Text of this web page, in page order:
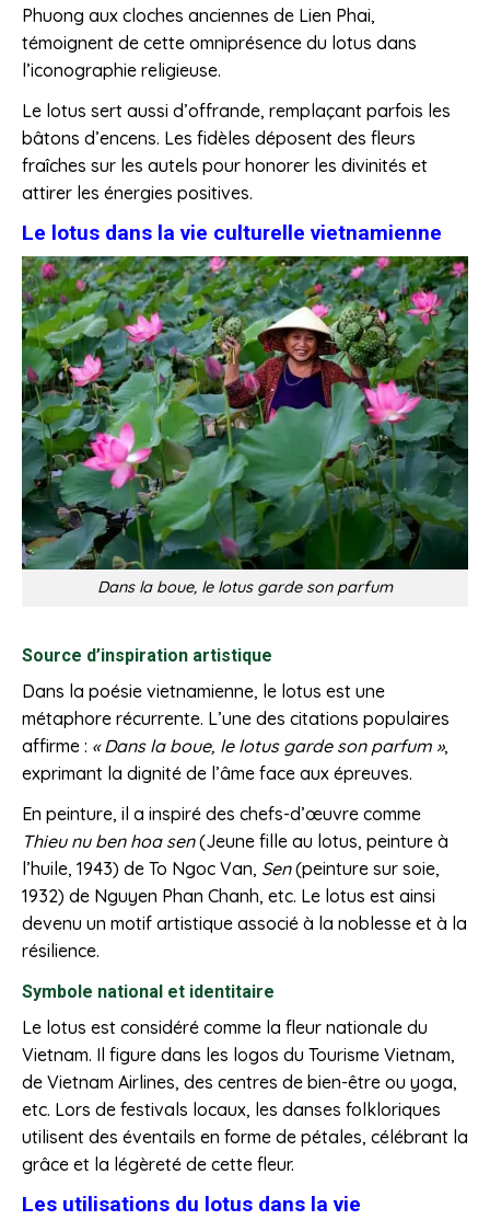
Phuong aux cloches anciennes de Lien Phai,
témoignent de cette omniprésence du lotus dans
l’iconographie religieuse.
Le lotus sert aussi d’offrande, remplaçant parfois les
bâtons d’encens. Les fidèles déposent des fleurs
fraîches sur les autels pour honorer les divinités et
attirer les énergies positives.
Le lotus dans la vie culturelle vietnamienne
Dans la boue, le lotus garde son parfum
Source d’inspiration artistique
Dans la poésie vietnamienne, le lotus est une
métaphore récurrente. L’une des citations populaires
affirme : « Dans la boue, le lotus garde son parfum »,
exprimant la dignité de l’âme face aux épreuves.
En peinture, il a inspiré des chefs-d’œuvre comme
Thieu nu ben hoa sen(Jeune fille au lotus, peinture à
l’huile, 1943) de To Ngoc Van, Sen(peinture sur soie,
1932) de Nguyen Phan Chanh, etc. Le lotus est ainsi
devenu un motif artistique associé à la noblesse et à la
résilience.
Symbole national et identitaire
Le lotus est considéré comme la fleur nationale du
Vietnam. Il figure dans les logos du Tourisme Vietnam,
de Vietnam Airlines, des centres de bien-être ou yoga,
etc. Lors de festivals locaux, les danses folkloriques
utilisent des éventails en forme de pétales, célébrant la
grâce et la légèreté de cette fleur.
Les utilisations du lotus dans la vie